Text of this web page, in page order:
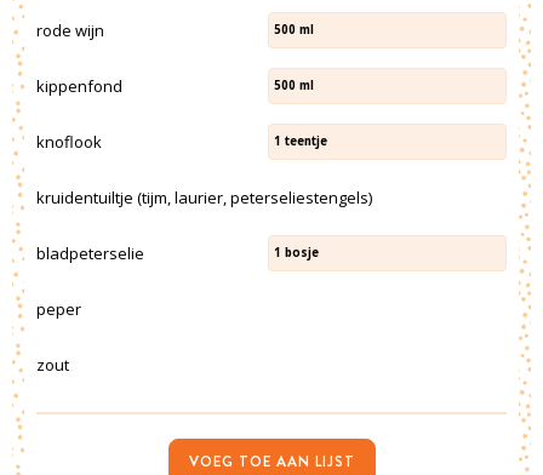
rode wijn 500 ml
kippenfond 500 ml
knoflook 1 teentje
kruidentuiltje (tijm, laurier, peterseliestengels)
bladpeterselie 1 bosje
peper
zout
VOEG TOE AAN LIJST